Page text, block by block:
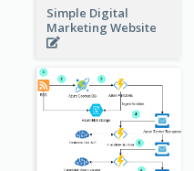
Simple Digital
Marketing Website